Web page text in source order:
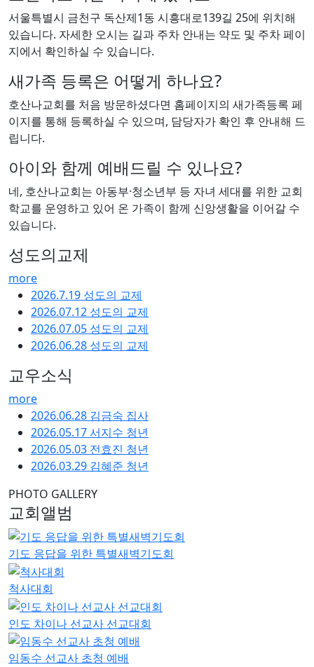
서울특별시 금천구 독산제1동 시흥대로139길 25에 위치해
있습니다. 자세한 오시는 길과 주차 안내는 약도 및 주차 페이
지에서 확인하실 수 있습니다.
새가족 등록은 어떻게 하나요?
호산나교회를 처음 방문하셨다면 홈페이지의 새가족등록 페
이지를 통해 등록하실 수 있으며, 담당자가 확인 후 안내해 드
립니다.
아이와 함께 예배드릴 수 있나요?
네, 호산나교회는 아동부·청소년부 등 자녀 세대를 위한 교회
학교를 운영하고 있어 온 가족이 함께 신앙생활을 이어갈 수
있습니다.
성도의교제
more
2026.7.19 성도의 교제
2026.07.12 성도의 교제
2026.07.05 성도의 교제
2026.06.28 성도의 교제
교우소식
more
2026.06.28 김금숙 집사
2026.05.17 서지수 청년
2026.05.03 전효진 청년
2026.03.29 김혜준 청년
PHOTO GALLERY
교회앨범
기도 응답을 위한 특별새벽기도회
척사대회
인도 차이나 선교사 선교대회
임동수 선교사 초청 예배